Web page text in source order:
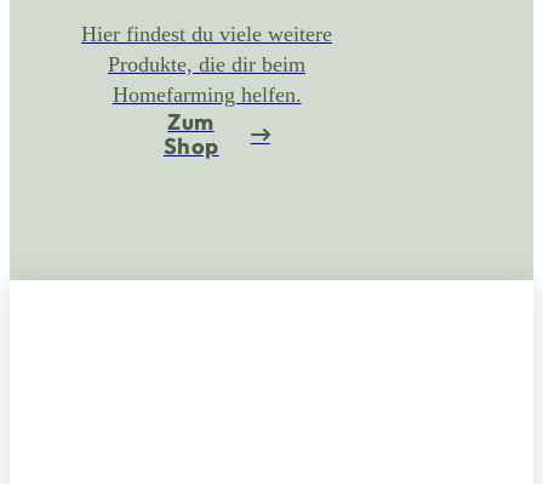
Hier findest du viele weitere
Produkte, die dir beim
Homefarming helfen.
Zum
Shop